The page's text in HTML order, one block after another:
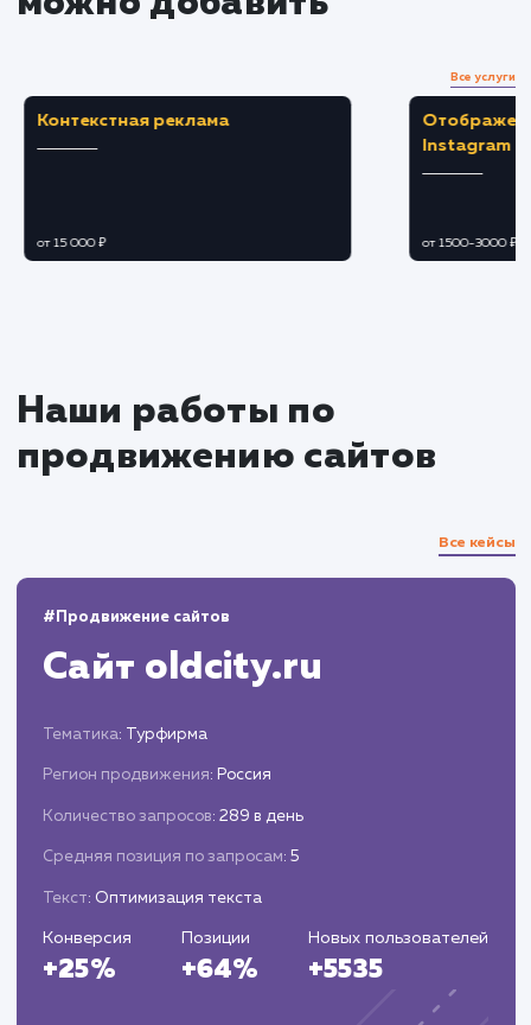
спланированным контентом.
видимости и привлечения органического
трафика.
Ведение и наполнение группы
с пользователями, отвечая на комментарии и
обратную связь.
Анализ и корректировка
стратегии
Оценка эффективности стратегии на
статистики и аналитики.
увеличения эффективности и достижения
ЗАКАЗАТЬ УСЛУГИ